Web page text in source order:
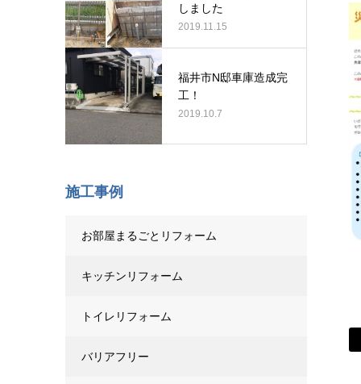
しました
2019.11.15
福井市N邸車庫造成完
工！
2019.10.7
施工事例
お部屋まるごとリフォーム
キッチンリフォーム
トイレリフォーム
バリアフリー